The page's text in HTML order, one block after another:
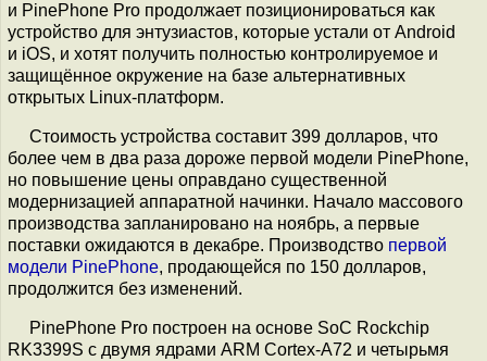
и PinePhone Pro продолжает позиционироваться как
устройство для энтузиастов, которые устали от Android
и iOS, и хотят получить полностью контролируемое и
защищённое окружение на базе альтернативных
открытых Linux-платформ.
Стоимость устройства составит 399 долларов, что
более чем в два раза дороже первой модели PinePhone,
но повышение цены оправдано существенной
модернизацией аппаратной начинки. Начало массового
производства запланировано на ноябрь, а первые
поставки ожидаются в декабре. Производство первой
модели PinePhone, продающейся по 150 долларов,
продолжится без изменений.
PinePhone Pro построен на основе SoC Rockchip
RK3399S с двумя ядрами ARM Cortex-A72 и четырьмя